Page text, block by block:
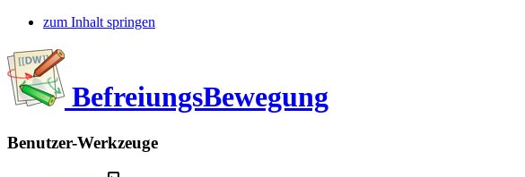
zum Inhalt springen
BefreiungsBewegung
Benutzer-Werkzeuge